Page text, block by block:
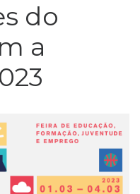
do
a